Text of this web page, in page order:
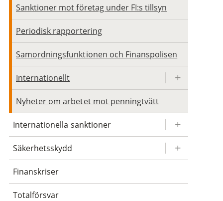
Sanktioner mot företag under FI:s tillsyn
Periodisk rapportering
Samordningsfunktionen och Finanspolisen
Internationellt
Nyheter om arbetet mot penningtvätt
Internationella sanktioner
Säkerhetsskydd
Finanskriser
Totalförsvar